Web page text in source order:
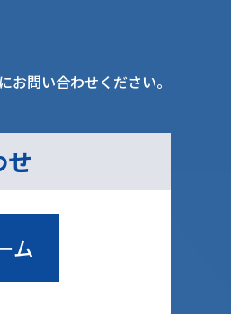
問い合わせください。
ム